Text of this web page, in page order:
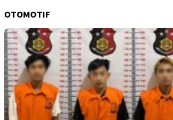
OTOMOTIF